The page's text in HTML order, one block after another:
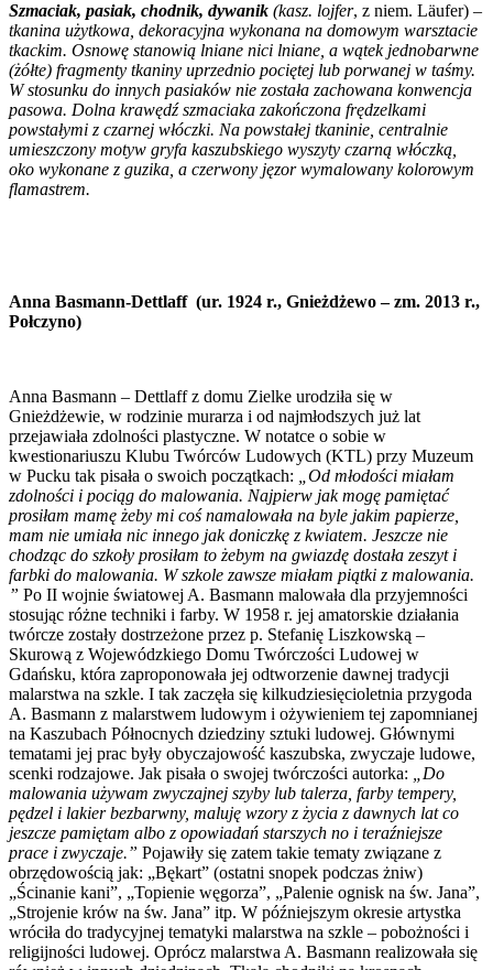
Szmaciak, pasiak, chodnik, dywanik (kasz. lojfer, z niem. Läufer) –
tkanina użytkowa, dekoracyjna wykonana na domowym warsztacie
tkackim. Osnowę stanowią lniane nici lniane, a wątek jednobarwne
(żółte) fragmenty tkaniny uprzednio pociętej lub porwanej w taśmy.
W stosunku do innych pasiaków nie została zachowana konwencja
pasowa. Dolna krawędź szmaciaka zakończona frędzelkami
powstałymi z czarnej włóczki. Na powstałej tkaninie, centralnie
umieszczony motyw gryfa kaszubskiego wyszyty czarną włóczką,
oko wykonane z guzika, a czerwony jęzor wymalowany kolorowym
flamastrem.
Anna Basmann-Dettlaff (ur. 1924 r., Gnieżdżewo – zm. 2013 r.,
Połczyno)
Anna Basmann – Dettlaff z domu Zielke urodziła się w
Gnieżdżewie, w rodzinie murarza i od najmłodszych już lat
przejawiała zdolności plastyczne. W notatce o sobie w
kwestionariuszu Klubu Twórców Ludowych (KTL) przy Muzeum
w Pucku tak pisała o swoich początkach: „Od młodości miałam
zdolności i pociąg do malowania. Najpierw jak mogę pamiętać
prosiłam mamę żeby mi coś namalowała na byle jakim papierze,
mam nie umiała nic innego jak doniczkę z kwiatem. Jeszcze nie
chodząc do szkoły prosiłam to żebym na gwiazdę dostała zeszyt i
farbki do malowania. W szkole zawsze miałam piątki z malowania.
” Po II wojnie światowej A. Basmann malowała dla przyjemności
stosując różne techniki i farby. W 1958 r. jej amatorskie działania
twórcze zostały dostrzeżone przez p. Stefanię Liszkowską –
Skurową z Wojewódzkiego Domu Twórczości Ludowej w
Gdańsku, która zaproponowała jej odtworzenie dawnej tradycji
malarstwa na szkle. I tak zaczęła się kilkudziesięcioletnia przygoda
A. Basmann z malarstwem ludowym i ożywieniem tej zapomnianej
na Kaszubach Północnych dziedziny sztuki ludowej. Głównymi
tematami jej prac były obyczajowość kaszubska, zwyczaje ludowe,
scenki rodzajowe. Jak pisała o swojej twórczości autorka: „Do
malowania używam zwyczajnej szyby lub talerza, farby tempery,
pędzel i lakier bezbarwny, maluję wzory z życia z dawnych lat co
jeszcze pamiętam albo z opowiadań starszych no i teraźniejsze
prace i zwyczaje.” Pojawiły się zatem takie tematy związane z
obrzędowością jak: „Bękart” (ostatni snopek podczas żniw)
„Ścinanie kani”, „Topienie węgorza”, „Palenie ognisk na św. Jana”,
„Strojenie krów na św. Jana” itp. W późniejszym okresie artystka
wróciła do tradycyjnej tematyki malarstwa na szkle – pobożności i
religijności ludowej. Oprócz malarstwa A. Basmann realizowała się